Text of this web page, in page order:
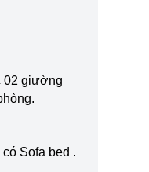
02 giường
Sofa bed .